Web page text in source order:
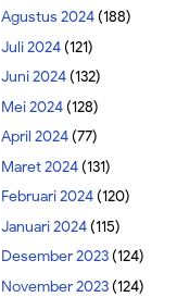
Agustus 2024(188)
Juli 2024(121)
Juni 2024(132)
Mei 2024(128)
April 2024(77)
Maret 2024(131)
Februari 2024(120)
Januari 2024(115)
Desember 2023(124)
November 2023(124)